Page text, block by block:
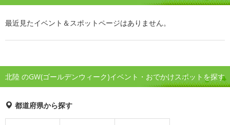
最近見たイベント＆スポットページはありません。
北陸 のGW(ゴールデンウィーク)イベント・おでかけスポットを探す
都道府県から探す